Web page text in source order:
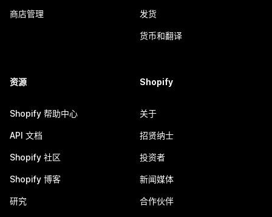
商店管理 发货
货币和翻译
资源
Shopify 帮助中心
API 文档
Shopify 社区
Shopify 博客
研究
Shopify
关于
招贤纳士
投资者
新闻媒体
合作伙伴